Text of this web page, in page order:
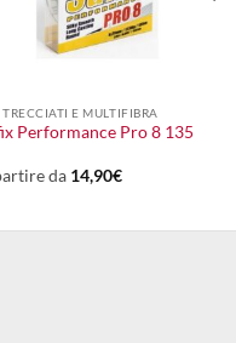
TRECCIATI E MULTIFIBRA
Performance Pro 8 135
da 14,90€